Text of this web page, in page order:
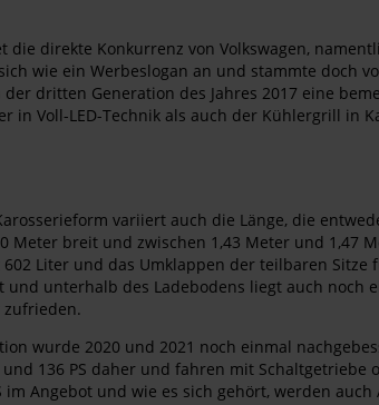
direkte Konkurrenz von Volkswagen,
wie ein Werbeslogan an und stammte doch
dritten Generation des Jahres 2017 eine
Voll-LED-Technik als auch der Kühlergrill in
variiert auch die Länge, die
Meter breit und zwischen 1,43 Meter und 1,47
Liter und das Umklappen der teilbaren Sitze
unterhalb des Ladebodens liegt auch noch
zufrieden.
wurde 2020 und 2021 noch einmal
136 PS daher und fahren mit Schaltgetriebe
Angebot und wie es sich gehört, werden auch